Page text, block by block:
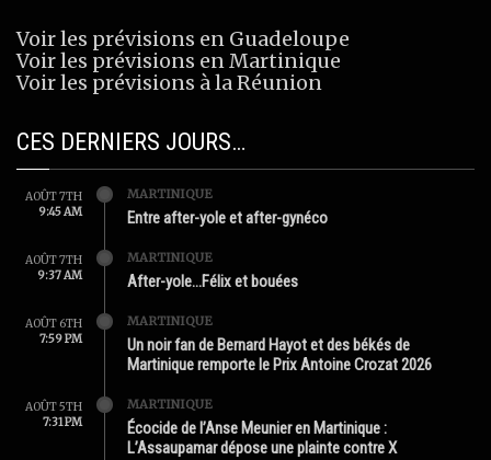
Voir les prévisions en Guadeloupe
Voir les prévisions en Martinique
Voir les prévisions à la Réunion
CES DERNIERS JOURS…
AOÛT 7TH
9:45 AM
MARTINIQUE
Entre after-yole et after-gynéco
AOÛT 7TH
9:37 AM
MARTINIQUE
After-yole…Félix et bouées
AOÛT 6TH
7:59 PM
MARTINIQUE
Un noir fan de Bernard Hayot et des békés de
Martinique remporte le Prix Antoine Crozat 2026
AOÛT 5TH
7:31 PM
MARTINIQUE
Écocide de l’Anse Meunier en Martinique :
L’Assaupamar dépose une plainte contre X